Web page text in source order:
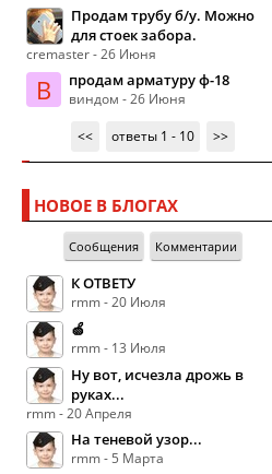
Продам трубу б/у. Можно
для стоек забора.
cremaster - 26 Июня
В продам арматуру ф-18
виндом - 26 Июня
<<
ответы 1 - 10 >>
НОВОЕ В БЛОГАХ
Сообщения Комментарии
К ОТВЕТУ
rmm - 20 Июля
🍏
rmm - 13 Июля
Ну вот, исчезла дрожь в
руках...
rmm - 20 Апреля
На теневой узор...
rmm - 5 Марта